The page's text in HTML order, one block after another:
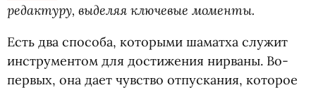
редактуру, выделяя ключевые моменты.
Есть два способа, которыми шаматха служит
инструментом для достижения нирваны. Во-
первых, она дает чувство отпускания, которое